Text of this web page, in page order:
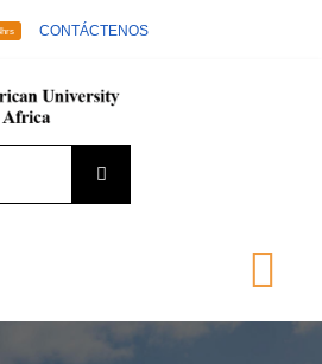
CONTÁCTENOS